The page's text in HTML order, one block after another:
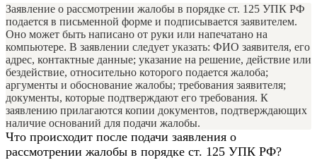
Заявление о рассмотрении жалобы в порядке ст. 125 УПК РФ
подается в письменной форме и подписывается заявителем.
Оно может быть написано от руки или напечатано на
компьютере. В заявлении следует указать: ФИО заявителя, его
адрес, контактные данные; указание на решение, действие или
бездействие, относительно которого подается жалоба;
аргументы и обоснование жалобы; требования заявителя;
документы, которые подтверждают его требования. К
заявлению прилагаются копии документов, подтверждающих
наличие оснований для подачи жалобы.
Что происходит после подачи заявления о
рассмотрении жалобы в порядке ст. 125 УПК РФ?